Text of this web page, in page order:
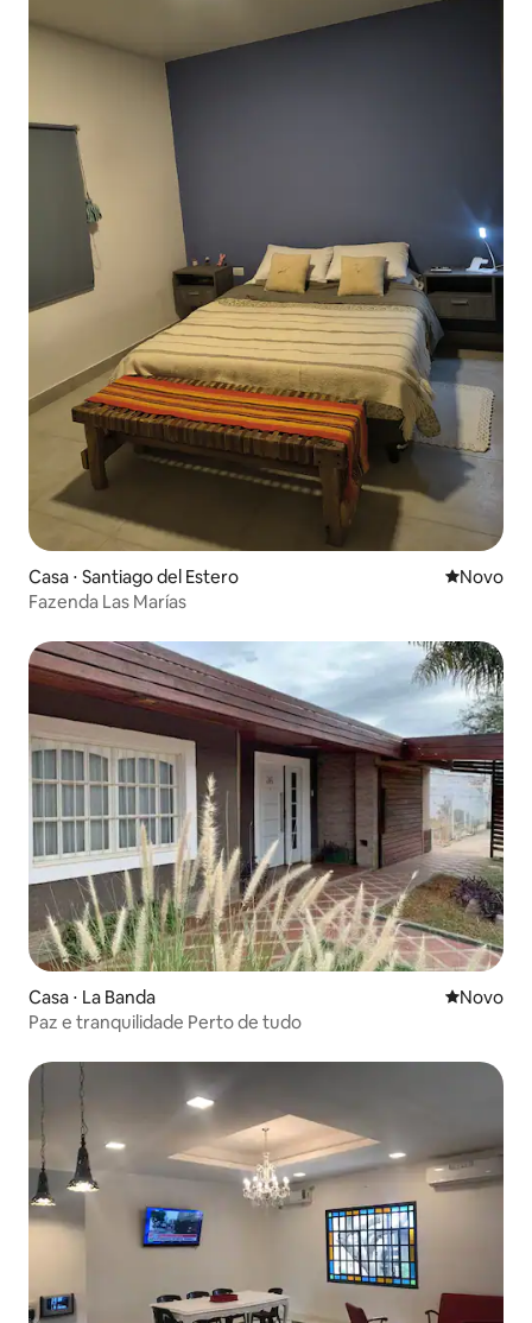
Casa ⋅ Santiago del Estero Novo
Novo
Fazenda Las Marías
Casa ⋅ La Banda Novo
Novo
Paz e tranquilidade Perto de tudo